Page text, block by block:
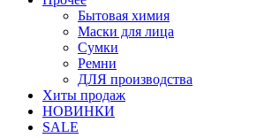
Бытовая химия
Маски для лица
Сумки
Ремни
ДЛЯ производства
Хиты продаж
НОВИНКИ
SALE